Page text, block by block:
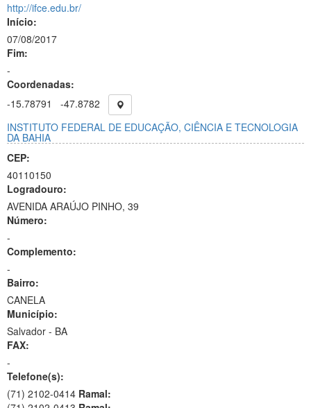
http://ifce.edu.br/
Início:
07/08/2017
Fim:
-
Coordenadas:
-15.78791
-47.8782
INSTITUTO FEDERAL DE EDUCAÇÃO, CIÊNCIA E TECNOLOGIA
DA BAHIA
CEP:
40110150
Logradouro:
AVENIDA ARAÚJO PINHO, 39
Número:
-
Complemento:
-
Bairro:
CANELA
Município:
Salvador - BA
FAX:
-
Telefone(s):
(71) 2102-0414 Ramal: